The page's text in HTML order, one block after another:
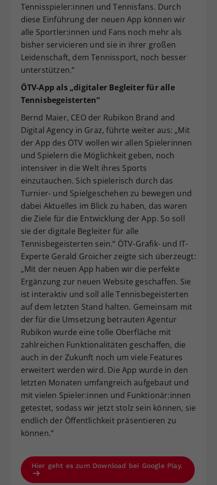
Tennisspieler:innen und Tennisfans. Durch
diese Einführung der neuen App können wir
alle Sportler:innen und Fans noch mehr als
bisher servicieren und sie in ihrer großen
Leidenschaft, dem Tennissport, noch besser
unterstützen.“
ÖTV-App als „digitaler Begleiter für alle
Tennisbegeisterten“
Bernd Maier, CEO der Rubikon Brand and
Digital Agency in Graz, führte weiter aus: „Mit
der App des ÖTV wollen wir allen Spielerinnen
und Spielern die Möglichkeit geben, noch
intensiver in die Welt ihres Sports
einzutauchen. Sich spielerisch durch das
Turnier- und Spielgeschehen zu bewegen und
dabei Aktuelles im Blick zu haben, das waren
die Ziele für die Entwicklung der App. So soll
sie der digitale Begleiter für alle
Tennisbegeisterten sein.“ ÖTV-Grafik- und IT-
Experte Gerald Groicher zeigte sich überzeugt:
„Mit der neuen App haben wir die perfekte
Ergänzung zur neuen Website geschaffen. Sie
ist interaktiv und soll alle Tennisbegeisterten
auf dem letzten Stand halten. Gemeinsam mit
der für die Umsetzung betrauten Agentur
Rubikon wurde eine tolle Oberfläche mit
zahlreichen Funktionalitäten geschaffen, die
auch in der Zukunft noch um viele Features
erweitert werden wird. Die App wurde in den
letzten Monaten umfangreich aufgebaut und
mit vielen Spieler:innen und Funktionär:innen
getestet, sodass wir jetzt stolz sein können, sie
endlich der Öffentlichkeit präsentieren zu
können.“
Hier geht es zum Download bei Google Play.